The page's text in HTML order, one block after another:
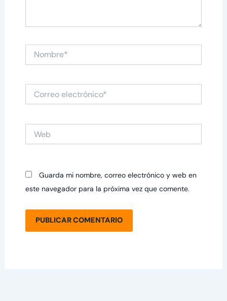
Nombre*
electrónico*
Guarda mi nombre, correo electrónico y web en
este navegador para la próxima vez que comente.